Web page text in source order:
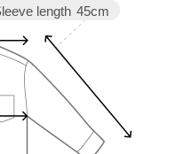
length 45cm